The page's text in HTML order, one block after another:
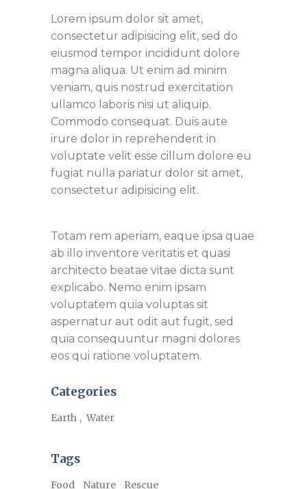
Lorem ipsum dolor sit amet,
consectetur adipisicing elit, sed do
eiusmod tempor incididunt dolore
magna aliqua. Ut enim ad minim
veniam, quis nostrud exercitation
ullamco laboris nisi ut aliquip.
Commodo consequat. Duis aute
irure dolor in reprehenderit in
voluptate velit esse cillum dolore eu
fugiat nulla pariatur dolor sit amet,
consectetur adipisicing elit.
Totam rem aperiam, eaque ipsa quae
ab illo inventore veritatis et quasi
architecto beatae vitae dicta sunt
explicabo. Nemo enim ipsam
voluptatem quia voluptas sit
aspernatur aut odit aut fugit, sed
quia consequuntur magni dolores
eos qui ratione voluptatem.
Categories
Earth Water
Tags
Food Nature Rescue